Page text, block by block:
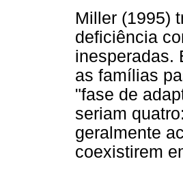
Miller (1995)
deficiência
inesperadas.
as famílias
"fase de
seriam
geralmente
coexistirem